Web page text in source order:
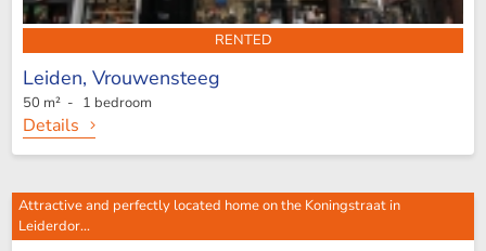
RENTED
Leiden, Vrouwensteeg
50 m² - 1 bedroom
Details
Attractive and perfectly located home on the Koningstraat in
Leiderdor...